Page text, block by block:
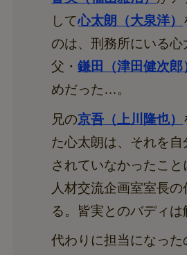
して心太朗（大泉洋）
のは、刑務所にいる心
父・鎌田（津田健次郎
めだった…。
兄の京吾（上川隆也）
た心太朗は、それを自
されていなかったこと
人材交流企画室室長の
る。皆実とのバディは
代わりに担当になった